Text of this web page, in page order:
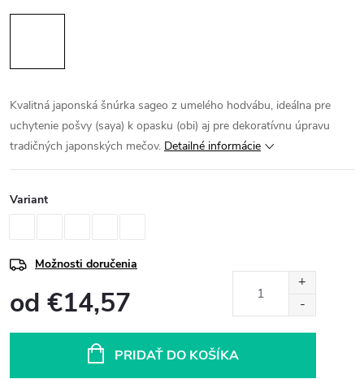
Kvalitná japonská šnúrka sageo z umelého hodvábu, ideálna pre
uchytenie pošvy (saya) k opasku (obi) aj pre dekoratívnu úpravu
tradičných japonských mečov. Detailné informácie
Variant
Možnosti doručenia
od €14,57
PRIDAŤ DO KOŠÍKA